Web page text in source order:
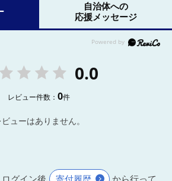
自治体への
応援メッセージ
0.0
レビュー件数：0件
ビューはありません。
グイン後 寄付履歴 から行って